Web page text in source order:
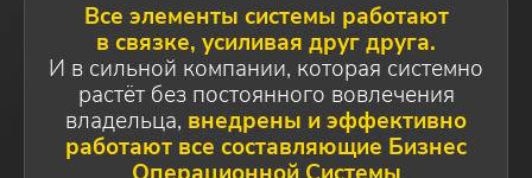
Все элементы системы работают
в связке, усиливая друг друга.
И в сильной компании, которая системно
растёт без постоянного вовлечения
владельца, внедрены и эффективно
работают все составляющие Бизнес